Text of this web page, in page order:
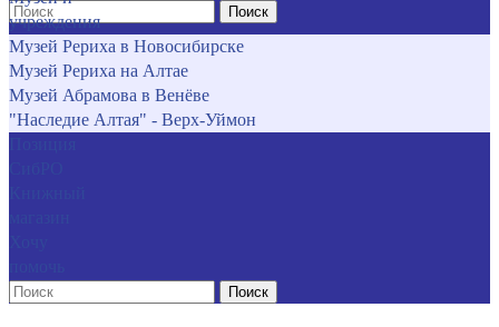
Поиск
учреждения
Музей Рериха в Новосибирске
Музей Рериха на Алтае
Музей Абрамова в Венёве
"Наследие Алтая" - Верх-Уймон
Поиск